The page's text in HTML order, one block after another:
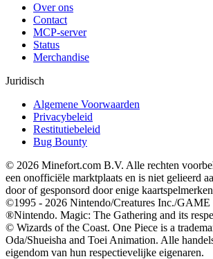
Over ons
Contact
MCP-server
Status
Merchandise
Juridisch
Algemene Voorwaarden
Privacybeleid
Restitutiebeleid
Bug Bounty
© 2026 Minefort.com B.V. Alle rechten
een onofficiële marktplaats en is niet gelieerd
door of gesponsord door enige
©1995 - 2026 Nintendo/Creatures Inc./
®Nintendo. Magic: The Gathering and its
© Wizards of the Coast. One Piece is a
Oda/Shueisha and Toei Animation. Alle
eigendom van hun respectievelijke eigenaren.